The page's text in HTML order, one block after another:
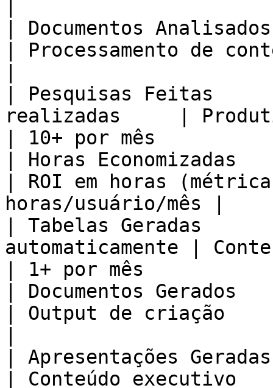
| Documentos
| Processamento de
| Pesquisas Feitas
realizadas     |
| 10+ por mês
| Horas Economizadas
| ROI em horas
horas/usuário/mês |
| Tabelas Geradas
automaticamente |
| 1+ por mês
| Documentos
| Output de criação
| Apresentações
| Conteúdo